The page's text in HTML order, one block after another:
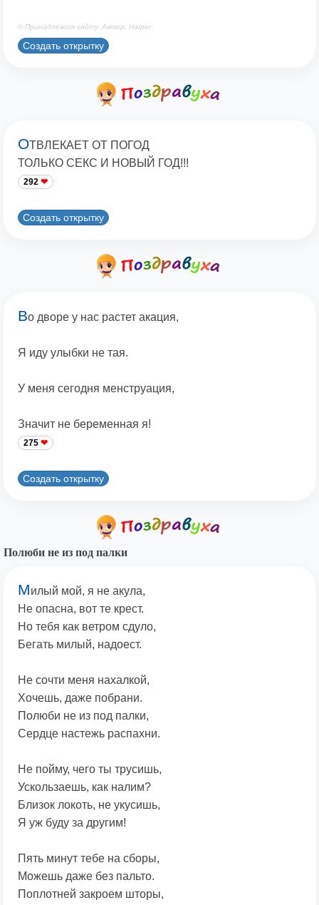
© Принадлежит сайту. Автор: Harper
Создать открытку
ОТВЛЕКАЕТ ОТ ПОГОД
ТОЛЬКО СЕКС И НОВЫЙ ГОД!!!
292
Создать открытку
Во дворе у нас растет акация,
Я иду улыбки не тая.
У меня сегодня менструация,
Значит не беременная я!
275
Создать открытку
Полюби не из под палки
Милый мой, я не акула,
Не опасна, вот те крест.
Но тебя как ветром сдуло,
Бегать милый, надоест.
Не сочти меня нахалкой,
Хочешь, даже побрани.
Полюби не из под палки,
Сердце настежь распахни.
Не пойму, чего ты трусишь,
Ускользаешь, как налим?
Близок локоть, не укусишь,
Я уж буду за другим!
Пять минут тебе на сборы,
Можешь даже без пальто.
Поплотней закроем шторы,